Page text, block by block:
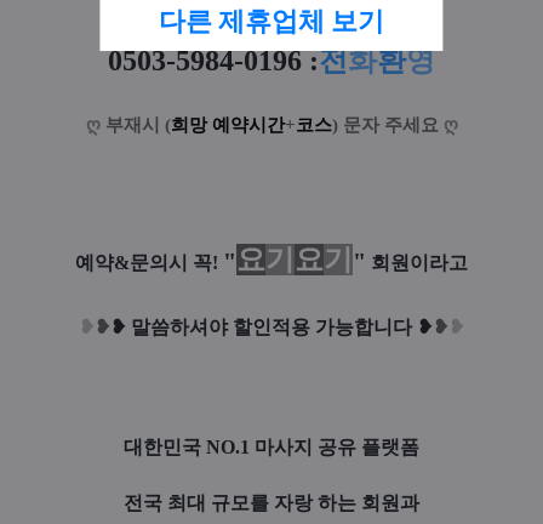
다른 제휴업체 보기
0503-5984-0196:전화환영
ღ 부재시 (희망 예약시간+코스) 문자 주세요 ღ
예약&문의시 꼭! "요기 요기 " 회원이라고
❥ ❥❥ 말씀하셔야 할인적용 가능합니다 ❥❥ ❥
대한민국 NO.1 마사지 공유 플랫폼
전국 최대 규모를 자랑 하는 회원과